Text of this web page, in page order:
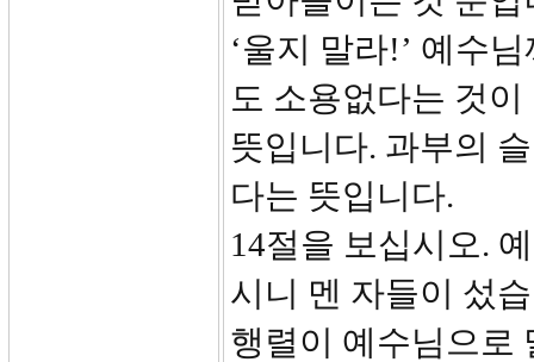
‘울지 말라!’ 예수
도 소용없다는 것
뜻입니다. 과부의
다는 뜻입니다.
14절을 보십시오.
시니 멘 자들이 섰
행렬이 예수님으로